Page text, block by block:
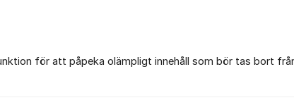
för att påpeka olämpligt innehåll som bör tas bort